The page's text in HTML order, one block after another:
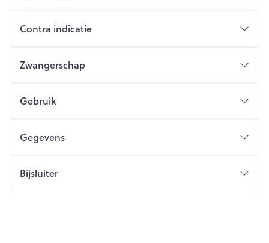
Contra indicatie
Zwangerschap
Gebruik
Gegevens
Bijsluiter